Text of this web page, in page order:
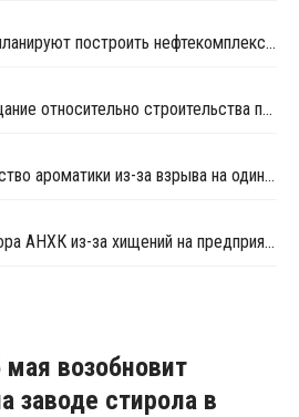
Sabic и Fuhaichuang PC планируют построить нефтекомплекс в провинции Фуцзянь
31 мая состоится совещание относительно строительства производства этилена на базе ГНС
FCFC закрыла производство ароматики из-за взрыва на один месяц
И. Сечин уволил директора АНХК из-за хищений на предприятии - СМИ
возобновит
заводе стирола в